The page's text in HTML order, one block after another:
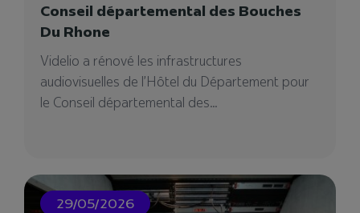
Conseil départemental des Bouches
Du Rhone
Videlio a rénové les infrastructures
audiovisuelles de l’Hôtel du Département pour
le Conseil départemental des...
29/05/2026
Videlio Events – Agence
événementielle à Clermont-Ferrand
Notre agence événementielle à Clermont-
Ferrand pour votre projet événementiel. Vous
cherchez un prestataire ?
04/02/2025